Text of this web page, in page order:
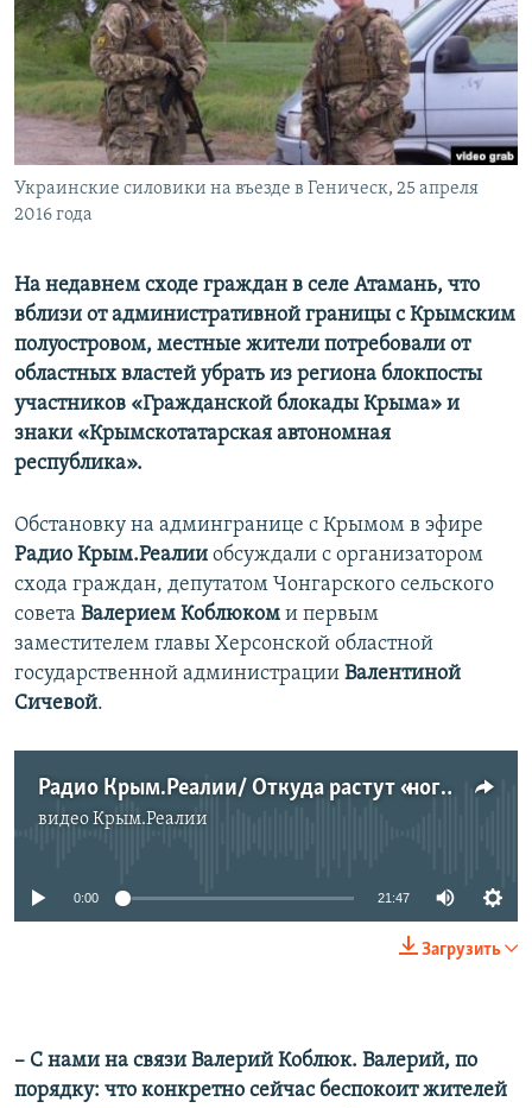
ПОБЕДИТЕЛЕЙ НЕ СУДЯТ?
КРЫМ.НЕПОКОРЕННЫЙ
ELIFBE
УКРАИНСКАЯ ПРОБЛЕМА КРЫМА
ПРИСОЕДИНЯЙТЕСЬ!
Все сайты RFE/RL
Украинские силовики на въезде в Геническ, 25 апреля
2016 года
На недавнем сходе граждан в селе Атамань, что
вблизи от административной границы с Крымским
полуостровом, местные жители потребовали от
областных властей убрать из региона блокпосты
участников «Гражданской блокады Крыма» и
знаки «Крымскотатарская автономная
республика». ​
Обстановку на админгранице с Крымом в эфире
Радио Крым.Реалии обсуждали с организатором
схода граждан, депутатом Чонгарского сельского
совета Валерием Коблюком и первым
заместителем главы Херсонской областной
государственной администрации Валентиной
Сичевой.
Радио Крым.Реалии/ Откуда растут «ноги» у «Херсонской народной республики»
видеоКрым.Реалии
0:00 21:47
Загрузить
– С нами на связи Валерий Коблюк. Валерий, по
порядку: что конкретно сейчас беспокоит жителей